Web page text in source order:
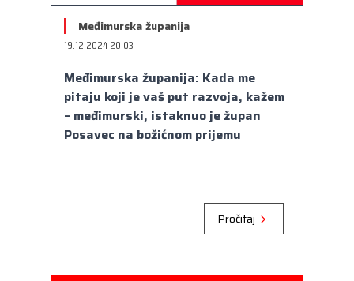
Europski odbor regija
Međimurska županija
19.12.2024 20:03
Međimurska županija: Kada me
pitaju koji je vaš put razvoja, kažem
– međimurski, istaknuo je župan
Posavec na božićnom prijemu
Pročitaj